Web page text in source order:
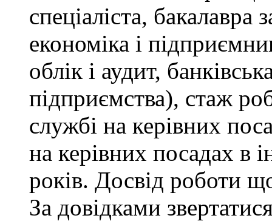
спеціаліста,
економіка і
облік і аудит,
підприємства), стаж
службі на керівних
на керівних посадах в
років. Досвід роботи
За довідками